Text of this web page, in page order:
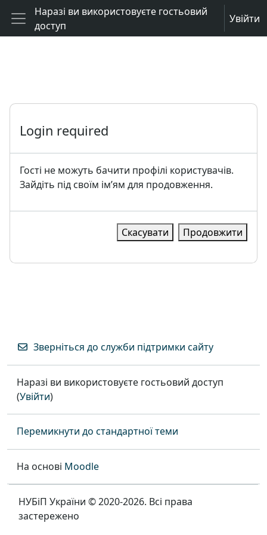
Перейти до головного вмісту
Бокова панель
Наразі ви використовуєте гостьовий
доступ
Увійти
Login required
Гості не можуть бачити профілі користувачів.
Зайдіть під своїм ім’ям для продовження.
Скасувати Продовжити
Зверніться до служби підтримки сайту
Наразі ви використовуєте гостьовий доступ
(Увійти)
Перемикнути до стандартної теми
На основі Moodle
НУБіП України © 2020-2026. Всі права
застережено